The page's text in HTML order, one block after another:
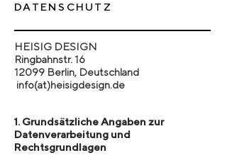
DATENSCHUTZ
HEISIG DESIGN
Ringbahnstr. 16
12099 Berlin, Deutschland
info(at)heisigdesign.de
1. Grundsätzliche Angaben zur
Datenverarbeitung und
Rechtsgrundlagen